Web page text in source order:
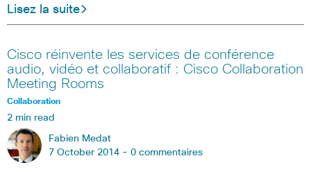
Lisez la suite
Cisco réinvente les services de conférence
audio, vidéo et collaboratif : Cisco Collaboration
Meeting Rooms
Collaboration
2 min read
Fabien Medat
7 October 2014 - 0 commentaires